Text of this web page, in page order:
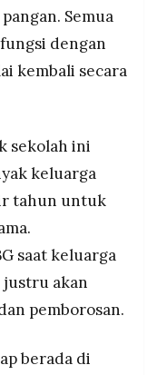
Semua
dengan
kembali secara
sekolah ini
keluarga
tahun untuk
saat keluarga
justru akan
pemborosan.
berada di